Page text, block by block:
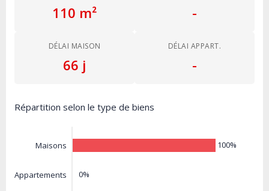
110 m² -
DÉLAI MAISON
66 j
DÉLAI APPART.
-
Répartition selon le type de biens
Maisons
Appartements
100%
0%